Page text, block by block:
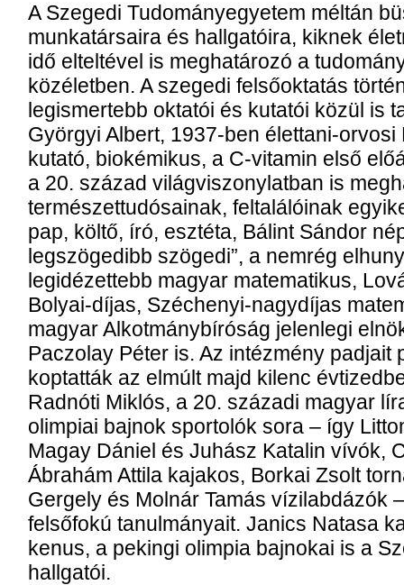
A Szegedi Tudományegyetem méltán
munkatársaira és hallgatóira, kiknek
idő elteltével is meghatározó a
közéletben. A szegedi felsőoktatás
legismertebb oktatói és kutatói közül is
Györgyi Albert, 1937-ben élettani-
kutató, biokémikus, a C-vitamin első
a 20. század világviszonylatban is
természettudósainak, feltalálóinak
pap, költő, író, esztéta, Bálint Sándor
legszögedibb szögedi”, a nemrég
legidézettebb magyar matematikus,
Bolyai-díjas, Széchenyi-nagydíjas
magyar Alkotmánybíróság jelenlegi
Paczolay Péter is. Az intézmény padjait
koptatták az elmúlt majd kilenc
Radnóti Miklós, a 20. századi magyar
olimpiai bajnok sportolók sora – így
Magay Dániel és Juhász Katalin vívók,
Ábrahám Attila kajakos, Borkai Zsolt
Gergely és Molnár Tamás vízilabdázók
felsőfokú tanulmányait. Janics Natasa
kenus, a pekingi olimpia bajnokai is a
hallgatói.